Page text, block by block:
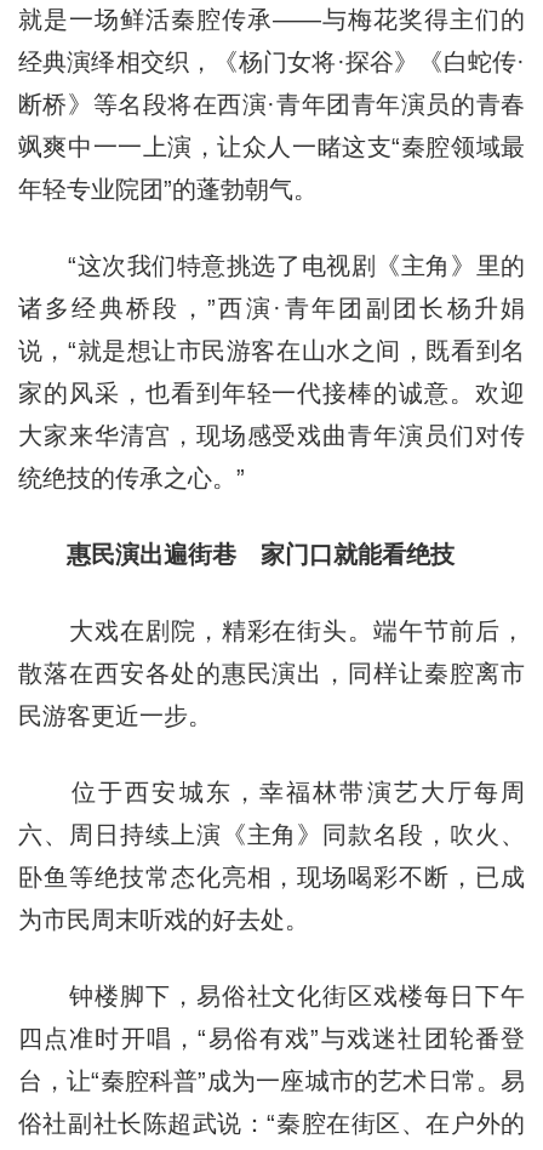
就是一场鲜活秦腔传承——与梅花奖得主们的
经典演绎相交织，《杨门女将·探谷》《白蛇传·
断桥》等名段将在西演·青年团青年演员的青春
飒爽中一一上演，让众人一睹这支“秦腔领域最
年轻专业院团”的蓬勃朝气。
“这次我们特意挑选了电视剧《主角》里的
诸多经典桥段，”西演·青年团副团长杨升娟
说，“就是想让市民游客在山水之间，既看到名
家的风采，也看到年轻一代接棒的诚意。欢迎
大家来华清宫，现场感受戏曲青年演员们对传
统绝技的传承之心。”
惠民演出遍街巷 家门口就能看绝技
大戏在剧院，精彩在街头。端午节前后，
散落在西安各处的惠民演出，同样让秦腔离市
民游客更近一步。
位于西安城东，幸福林带演艺大厅每周
六、周日持续上演《主角》同款名段，吹火、
卧鱼等绝技常态化亮相，现场喝彩不断，已成
为市民周末听戏的好去处。
钟楼脚下，易俗社文化街区戏楼每日下午
四点准时开唱，“易俗有戏”与戏迷社团轮番登
台，让“秦腔科普”成为一座城市的艺术日常。易
俗社副社长陈超武说：“秦腔在街区、在户外的